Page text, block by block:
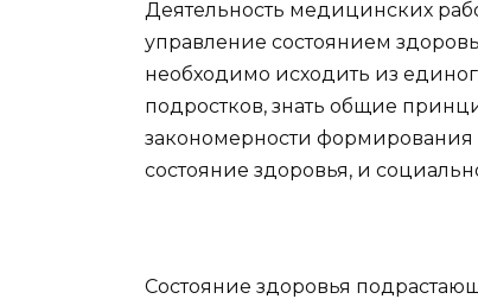
Деятельность медицинских
управление состоянием
необходимо исходить из
подростков, знать общие
закономерности формирования
состояние здоровья, и
Состояние здоровья